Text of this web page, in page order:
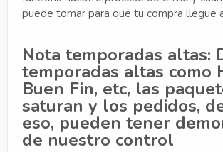
puede tomar para que tu compra llegue
Nota temporadas altas:
temporadas altas como
Buen Fin, etc, las
saturan y los pedidos,
eso, pueden tener
de nuestro control